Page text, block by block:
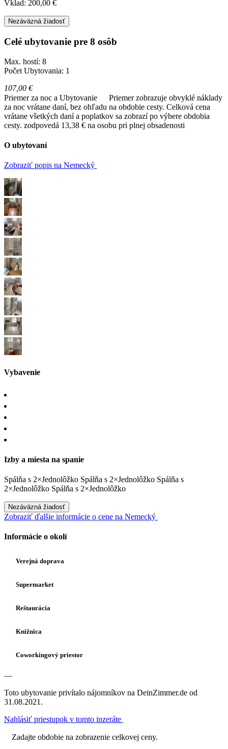
Vklad: 200,00 €
Nezáväzná žiadosť
Celé ubytovanie pre 8 osôb
Max. hostí: 8
Počet Ubytovania: 1
107,00 €
Priemer za noc a Ubytovanie
Priemer zobrazuje obvyklé náklady
za noc vrátane daní, bez ohľadu na obdobie cesty. Celková cena
vrátane všetkých daní a poplatkov sa zobrazí po výbere obdobia
cesty. zodpovedá 13,38 € na osobu pri plnej obsadenosti
O ubytovaní
Zobraziť popis na Nemecký
Vybavenie
Izby a miesta na spanie
Spálňa s 2×Jednolôžko Spálňa s 2×Jednolôžko Spálňa s
2×Jednolôžko Spálňa s 2×Jednolôžko
Nezáväzná žiadosť
Zobraziť ďalšie informácie o cene na Nemecký
Informácie o okolí
Verejná doprava
Supermarket
Reštaurácia
Knižnica
Coworkingový priestor
—
Toto ubytovanie privítalo nájomníkov na DeinZimmer.de od
31.08.2021.
Nahlásiť priestupok v tomto inzeráte
Zadajte obdobie na zobrazenie celkovej ceny.